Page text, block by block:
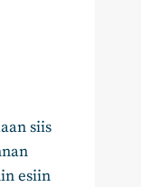
siis
esiin